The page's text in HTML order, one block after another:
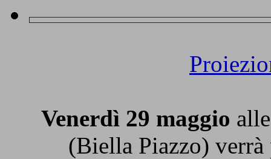
Venerdì 29 maggio
(Biella Piazzo)